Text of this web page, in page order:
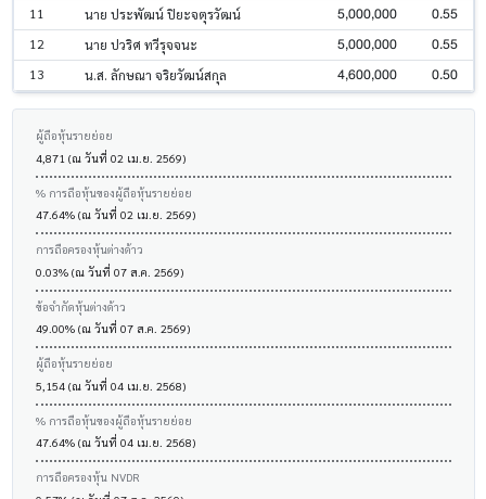
11 นาย ประพัฒน์ ปิยะจตุรวัฒน์ 5,000,000 0.55
12 นาย ปวริศ ทวีรุจจนะ 5,000,000 0.55
13 น.ส. ลักษณา จริยวัฒน์สกุล 4,600,000 0.50
ผู้ถือหุ้นรายย่อย
4,871 (ณ วันที่ 02 เม.ย. 2569)
% การถือหุ้นของผู้ถือหุ้นรายย่อย
47.64% (ณ วันที่ 02 เม.ย. 2569)
การถือครองหุ้นต่างด้าว
0.03% (ณ วันที่ 07 ส.ค. 2569)
ข้อจำกัดหุ้นต่างด้าว
49.00% (ณ วันที่ 07 ส.ค. 2569)
ผู้ถือหุ้นรายย่อย
5,154 (ณ วันที่ 04 เม.ย. 2568)
% การถือหุ้นของผู้ถือหุ้นรายย่อย
47.64% (ณ วันที่ 04 เม.ย. 2568)
การถือครองหุ้น NVDR